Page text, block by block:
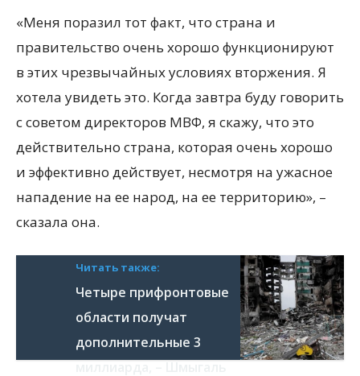
«Меня поразил тот факт, что страна и
правительство очень хорошо функционируют
в этих чрезвычайных условиях вторжения. Я
хотела увидеть это. Когда завтра буду говорить
с советом директоров МВФ, я скажу, что это
действительно страна, которая очень хорошо
и эффективно действует, несмотря на ужасное
нападение на ее народ, на ее территорию», –
сказала она.
Читать также:
Четыре прифронтовые
области получат
дополнительные 3